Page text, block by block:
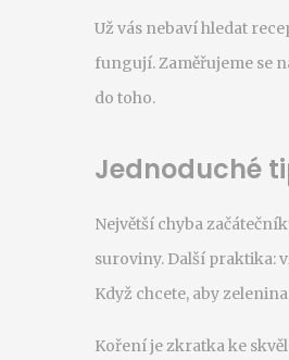
Už vás nebaví hledat
fungují. Zaměřujeme se
do toho.
Jednoduché
Největší chyba
suroviny. Další praktika:
Když chcete, aby
Koření je zkratka ke